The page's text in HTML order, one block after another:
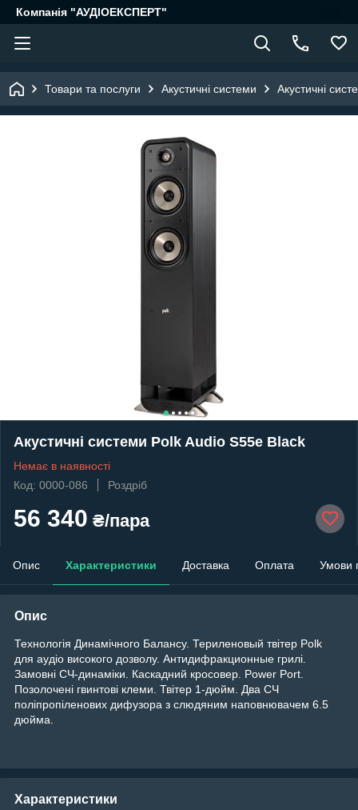
Компанія "АУДІОЕКСПЕРТ"
Товари та послуги Акустичні системи Акустичні
Акустичні системи Polk Audio S55e Black
Немає в наявності
Код: 0000-086
Роздріб
56 340 ₴/пара
Опис Характеристики Доставка Оплата Умови
Опис
Технологія Динамічного Балансу. Териленовый твітер Polk
для аудіо високого дозволу. Антидифракционные грилі.
Замовні СЧ-динаміки. Каскадний кросовер. Power Port.
Позолочені гвинтові клеми. Твітер 1-дюйм. Два СЧ
поліпропіленових дифузора з слюдяним наповнювачем 6.5
дюйма.
Характеристики